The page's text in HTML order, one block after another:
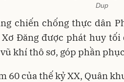
Dup
chiến chống thực dân
Đăng được phát huy tối
khí thô sơ, góp phần
60 của thế kỷ XX, Quân